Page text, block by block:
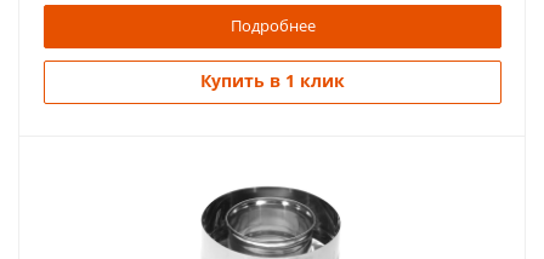
Подробнее
Купить в 1 клик